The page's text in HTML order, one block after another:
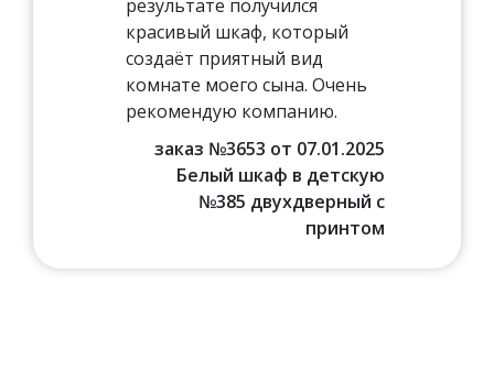
результате получился
красивый шкаф, который
создаёт приятный вид
комнате моего сына. Очень
рекомендую компанию.
заказ №3653 от 07.01.2025
Белый шкаф в детскую
№385 двухдверный с
принтом